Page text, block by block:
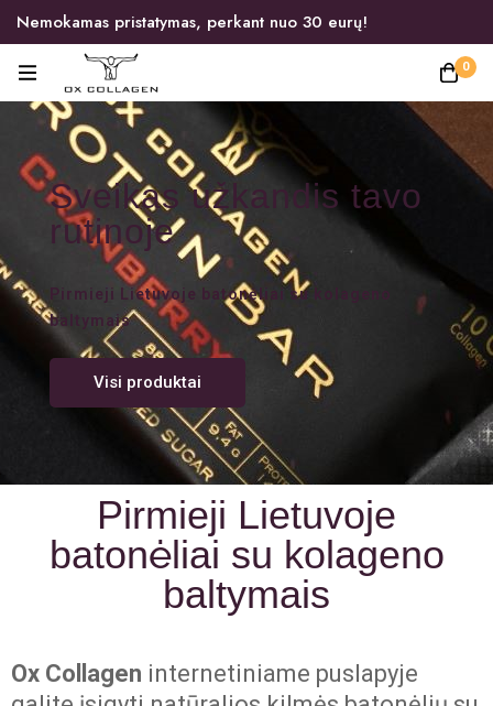
Nemokamas pristatymas, perkant nuo 30 eurų!
0
Sveikas užkandis tavo
rutinoje
Pirmieji Lietuvoje batonėliai su kolageno
baltymais
Visi produktai
Pirmieji Lietuvoje
batonėliai su kolageno
baltymais
Ox Collagen internetiniame puslapyje